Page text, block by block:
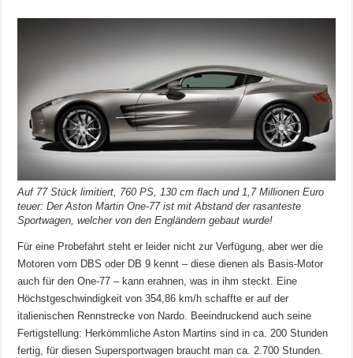
Auf 77 Stück limitiert, 760 PS, 130 cm flach und 1,7 Millionen Euro
teuer: Der Aston Martin One-77 ist mit Abstand der rasanteste
Sportwagen, welcher von den Engländern gebaut wurde!
Für eine Probefahrt steht er leider nicht zur Verfügung, aber wer die
Motoren vom DBS oder DB 9 kennt – diese dienen als Basis-Motor
auch für den One-77 – kann erahnen, was in ihm steckt. Eine
Höchstgeschwindigkeit von 354,86 km/h schaffte er auf der
italienischen Rennstrecke von Nardo. Beeindruckend auch seine
Fertigstellung: Herkömmliche Aston Martins sind in ca. 200 Stunden
fertig, für diesen Supersportwagen braucht man ca. 2.700 Stunden.